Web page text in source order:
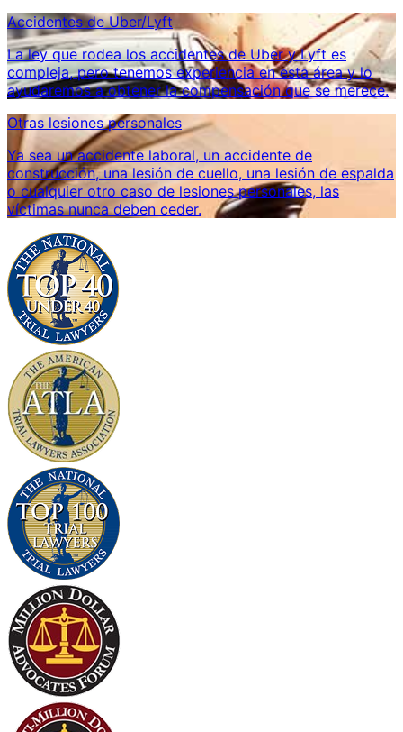
Accidentes de Uber/Lyft
La ley que rodea los accidentes de Uber y Lyft es
compleja, pero tenemos experiencia en esta área y lo
ayudaremos a obtener la compensación que se merece.
Otras lesiones personales
Ya sea un accidente laboral, un accidente de
construcción, una lesión de cuello, una lesión de espalda
o cualquier otro caso de lesiones personales, las
víctimas nunca deben ceder.